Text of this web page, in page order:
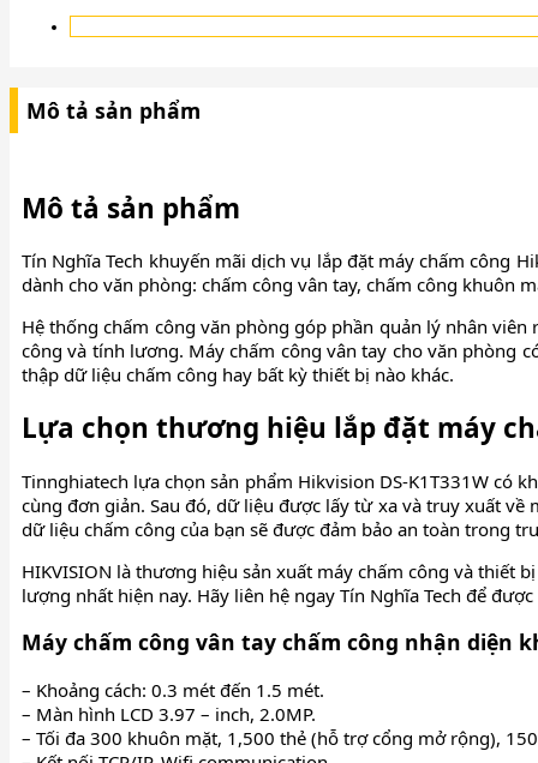
Mô tả sản phẩm
Mô tả sản phẩm
Tín Nghĩa Tech khuyến mãi dịch vụ lắp đặt máy chấm công
dành cho văn phòng: chấm công vân tay, chấm công khuôn
Hệ thống chấm công văn phòng góp phần quản lý nhân
công và tính lương. Máy chấm công vân tay cho văn phòng
thập dữ liệu chấm công hay bất kỳ thiết bị nào khác.
Lựa chọn thương hiệu lắp đặt máy
Tinnghiatech lựa chọn sản phẩm Hikvision DS-K1T331W có
cùng đơn giản. Sau đó, dữ liệu được lấy từ xa và truy xuất
dữ liệu chấm công của bạn sẽ được đảm bảo an toàn trong
HIKVISION là thương hiệu sản xuất máy chấm công và thiết
lượng nhất hiện nay. Hãy liên hệ ngay Tín Nghĩa Tech để
Máy chấm công vân tay chấm công nhận diện
– Khoảng cách: 0.3 mét đến 1.5 mét.
– Màn hình LCD 3.97 – inch, 2.0MP.
– Tối đa 300 khuôn mặt, 1,500 thẻ (hỗ trợ cổng mở rộng),